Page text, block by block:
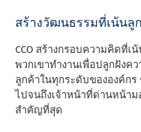
สร้างวัฒนธรรมที่เน้นลู
CCO สร้างกรอบความคิดที่
พวกเขาทํางานเพื่อปลูกฝังค
ลูกค้าในทุกระดับขององค์ก
ไปจนถึงเจ้าหน้าที่ด่านหน้าม
สําคัญที่สุด